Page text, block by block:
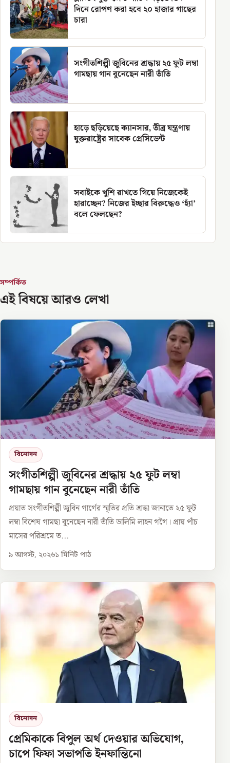
দিনে রোপণ করা হবে ২০ হাজার গাছের
চারা
সংগীতশিল্পী জুবিনের শ্রদ্ধায় ২৫ ফুট লম্বা
গামছায় গান বুনেছেন নারী তাঁতি
হাড়ে ছড়িয়েছে ক্যানসার, তীব্র যন্ত্রণায়
যুক্তরাষ্ট্রের সাবেক প্রেসিডেন্ট
সবাইকে খুশি রাখতে গিয়ে নিজেকেই
হারাচ্ছেন? নিজের ইচ্ছার বিরুদ্ধেও ‘হ্যাঁ’
বলে ফেলছেন?
সম্পর্কিত
এই বিষয়ে আরও লেখা
বিনোদন
সংগীতশিল্পী জুবিনের শ্রদ্ধায় ২৫ ফুট লম্বা
গামছায় গান বুনেছেন নারী তাঁতি
প্রয়াত সংগীতশিল্পী জুবিন গার্গের স্মৃতির প্রতি শ্রদ্ধা জানাতে ২৫ ফুট
লম্বা বিশেষ গামছা বুনেছেন নারী তাঁতি ডালিমি লাহন গগৈ। প্রায় পাঁচ
মাসের পরিশ্রমে ত...
৯ আগস্ট, ২০২৬১ মিনিট পাঠ
বিনোদন
প্রেমিকাকে বিপুল অর্থ দেওয়ার অভিযোগ,
চাপে ফিফা সভাপতি ইনফান্তিনো